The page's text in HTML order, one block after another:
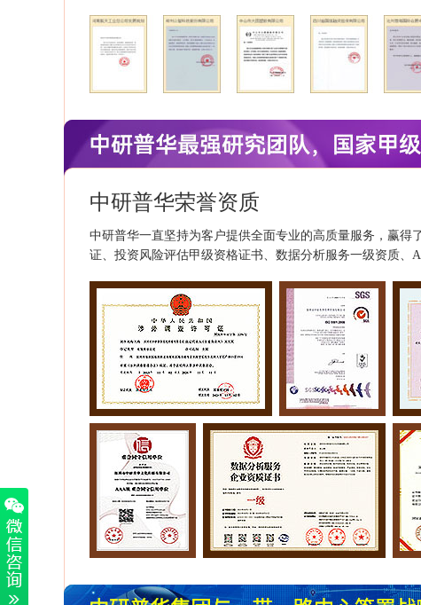
开拓更多、更丰富的资讯产品，与我们共同发
展、进步！
中研普华荣誉资质
中研普华一直坚持为客户提供全面专业的高质量服务，赢
证、投资风险评估甲级资格证书、数据分析服务一级资质、